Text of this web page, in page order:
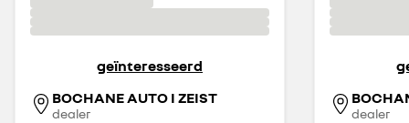
geïnteresseerd
BOCHANE AUTO I ZEIST
dealer dealer